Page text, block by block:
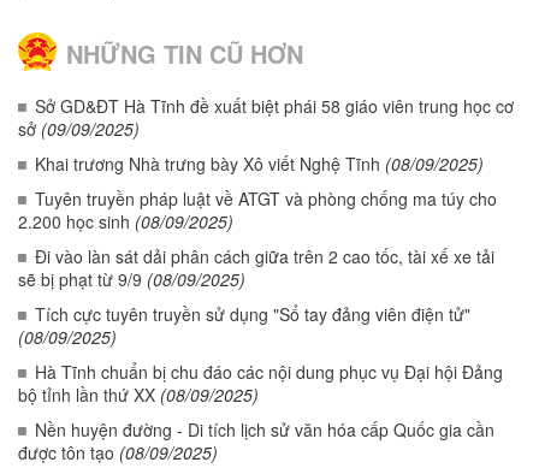
NHỮNG TIN CŨ HƠN
Sở GD&ĐT Hà Tĩnh đề xuất biệt phái 58 giáo viên trung học cơ
sở (09/09/2025)
Khai trương Nhà trưng bày Xô viết Nghệ Tĩnh (08/09/2025)
Tuyên truyền pháp luật về ATGT và phòng chống ma túy cho
2.200 học sinh (08/09/2025)
Đi vào làn sát dải phân cách giữa trên 2 cao tốc, tài xế xe tải
sẽ bị phạt từ 9/9 (08/09/2025)
Tích cực tuyên truyền sử dụng "Sổ tay đảng viên điện tử"
(08/09/2025)
Hà Tĩnh chuẩn bị chu đáo các nội dung phục vụ Đại hội Đảng
bộ tỉnh lần thứ XX (08/09/2025)
Nền huyện đường - Di tích lịch sử văn hóa cấp Quốc gia cần
được tôn tạo (08/09/2025)